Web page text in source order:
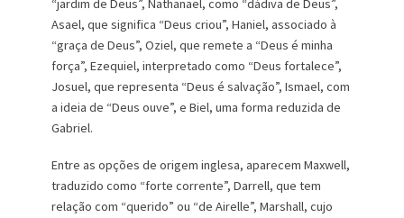
“jardim de Deus”, Nathanael, como “dádiva de Deus”,
Asael, que significa “Deus criou”, Haniel, associado à
“graça de Deus”, Oziel, que remete a “Deus é minha
força”, Ezequiel, interpretado como “Deus fortalece”,
Josuel, que representa “Deus é salvação”, Ismael, com
a ideia de “Deus ouve”, e Biel, uma forma reduzida de
Gabriel.
Entre as opções de origem inglesa, aparecem Maxwell,
traduzido como “forte corrente”, Darrell, que tem
relação com “querido” ou “de Airelle”, Marshall, cujo